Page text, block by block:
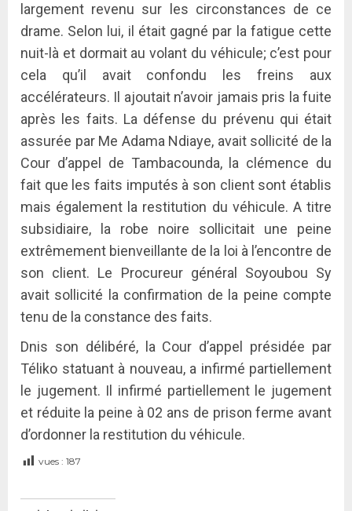
largement revenu sur les circonstances de ce
drame. Selon lui, il était gagné par la fatigue cette
nuit-là et dormait au volant du véhicule; c’est pour
cela qu’il avait confondu les freins aux
accélérateurs. Il ajoutait n’avoir jamais pris la fuite
après les faits. La défense du prévenu qui était
assurée par Me Adama Ndiaye, avait sollicité de la
Cour d’appel de Tambacounda, la clémence du
fait que les faits imputés à son client sont établis
mais également la restitution du véhicule. A titre
subsidiaire, la robe noire sollicitait une peine
extrêmement bienveillante de la loi à l’encontre de
son client. Le Procureur général Soyoubou Sy
avait sollicité la confirmation de la peine compte
tenu de la constance des faits.
Dnis son délibéré, la Cour d’appel présidée par
Téliko statuant à nouveau, a infirmé partiellement
le jugement. Il infirmé partiellement le jugement
et réduite la peine à 02 ans de prison ferme avant
d’ordonner la restitution du véhicule.
vues : 187